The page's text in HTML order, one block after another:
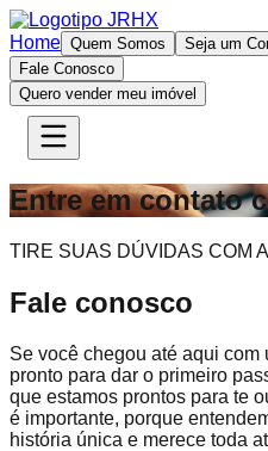
Home Quem Somos Seja um
Fale Conosco
Quero vender meu imóvel
Entre em contato
TIRE SUAS DÚVIDAS COM
Fale conosco
Se você chegou até aqui
pronto para dar o primeiro
que estamos prontos para te
é importante, porque
história única e merece toda